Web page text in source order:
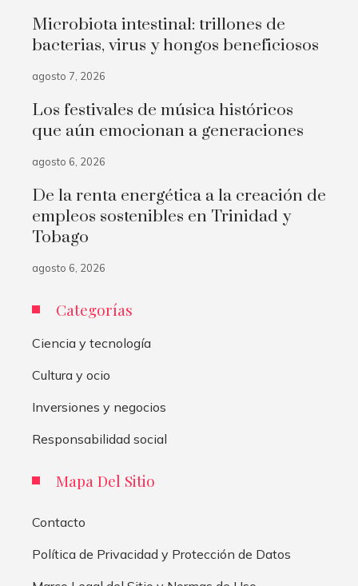
Microbiota intestinal: trillones de
bacterias, virus y hongos beneficiosos
agosto 7, 2026
Los festivales de música históricos
que aún emocionan a generaciones
agosto 6, 2026
De la renta energética a la creación de
empleos sostenibles en Trinidad y
Tobago
agosto 6, 2026
Categorías
Ciencia y tecnología
Cultura y ocio
Inversiones y negocios
Responsabilidad social
Mapa Del Sitio
Contacto
Política de Privacidad y Protección de Datos